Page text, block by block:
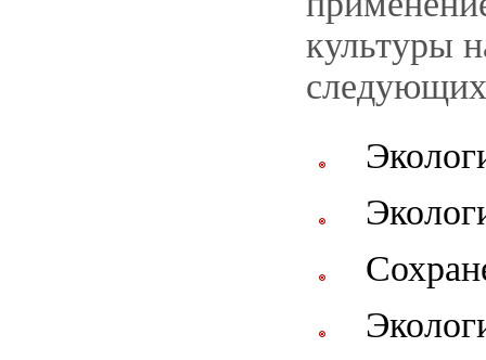
культуры